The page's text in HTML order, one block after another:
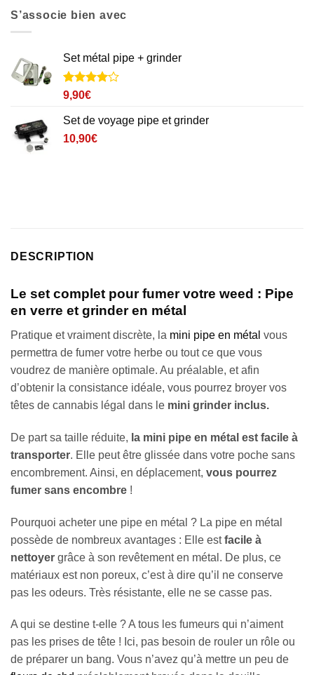
S’associe bien avec
Set métal pipe + grinder
Noté4
basé sur
1
notation
client
9,90€
Set de voyage pipe et grinder
10,90€
DESCRIPTION
Le set complet pour fumer votre weed : Pipe
en verre et grinder en métal
Pratique et vraiment discrète, la mini pipe en métal vous
permettra de fumer votre herbe ou tout ce que vous
voudrez de manière optimale. Au préalable, et afin
d’obtenir la consistance idéale, vous pourrez broyer vos
têtes de cannabis légal dans le mini grinder inclus.
De part sa taille réduite, la mini pipe en métal est facile à
transporter. Elle peut être glissée dans votre poche sans
encombrement. Ainsi, en déplacement, vous pourrez
fumer sans encombre !
Pourquoi acheter une pipe en métal ? La pipe en métal
possède de nombreux avantages : Elle estfacile à
nettoyer grâce à son revêtement en métal. De plus, ce
matériaux est non poreux, c’est à dire qu’il ne conserve
pas les odeurs. Très résistante, elle ne se casse pas.
A qui se destine t-elle ? A tous les fumeurs qui n’aiment
pas les prises de tête ! Ici, pas besoin de rouler un rôle ou
de préparer un bang. Vous n’avez qu’à mettre un peu de